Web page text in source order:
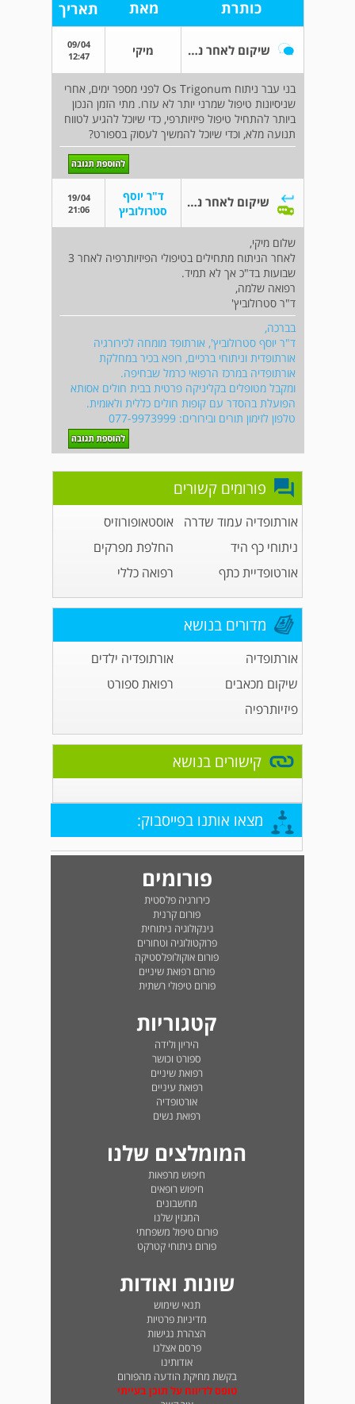
כותרת מאת תאריך
שיקום לאחר ניתוח Os Trigonum מיקי
09/04
12:47
בני עבר ניתוח Os Trigonum לפני מספר ימים, אחרי
שניסיונות טיפול שמרני יותר לא עזרו. מתי הזמן הנכון
ביותר להתחיל טיפול פיזיותרפי, כדי שיוכל להגיע לטווח
תנועה מלא, וכדי שיוכל להמשיך לעסוק בספורט?
שיקום לאחר ניתוח Os Trigonum
ד"ר יוסף
סטרולוביץ
19/04
21:06
שלום מיקי,
לאחר הניתוח מתחילים בטיפולי הפיזיותרפיה לאחר 3
שבועות בד"כ אך לא תמיד.
רפואה שלמה,
ד"ר סטרולוביץ'
בברכה,
ד"ר יוסף סטרולוביץ', אורתופד מומחה לכירורגיה
אורתופדית וניתוחי ברכיים, רופא בכיר במחלקת
אורתופדיה במרכז הרפואי כרמל שבחיפה.
ומקבל מטופלים בקליניקה פרטית בבית חולים אסותא
הפועלת בהסדר עם קופות חולים כללית ולאומית.
טלפון לזימון תורים ובירורים: 077-9973999
פורומים קשורים
אורתופדיה עמוד שדרה
אוסטאופורוזיס
ניתוחי כף היד
החלפת מפרקים
אורטופדיית כתף
רפואה כללי
מדורים בנושא
אורתופדיה
אורתופדיה ילדים
שיקום מכאבים
רפואת ספורט
פיזיותרפיה
קישורים בנושא
מצאו אותנו בפייסבוק:
פורומים
כירורגיה פלסטית
פורום קרנית
גינקולוגיה ניתוחית
פרוקטולוגיה וטחורים
פורום אוקולופלסטיקה
פורום רפואת שיניים
פורום טיפולי רשתית
קטגוריות
היריון ולידה
ספורט וכושר
רפואת שיניים
רפואת עיניים
אורטופדיה
רפואת נשים
המומלצים שלנו
חיפוש מרפאות
חיפוש רופאים
מחשבונים
המגזין שלנו
פורום טיפול משפחתי
פורום ניתוחי קטרקט
שונות ואודות
תנאי שימוש
מדיניות פרטיות
הצהרת נגישות
פרסם אצלנו
אודותינו
בקשת מחיקת הודעה מהפורום
טופס לדיווח על תוכן בעייתי